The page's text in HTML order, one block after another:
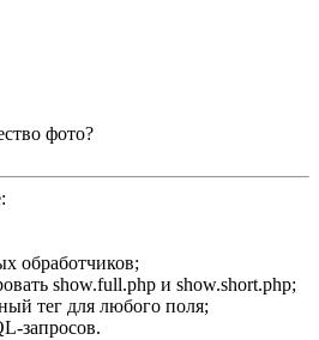
фото?
обработчиков;
show.full.php и show.short.php;
тег для любого поля;
запросов.